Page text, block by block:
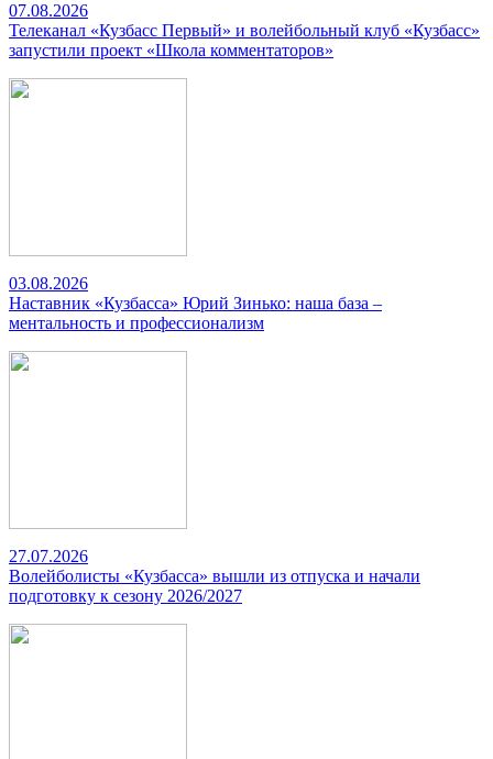
07.08.2026
Телеканал «Кузбасс Первый» и волейбольный клуб «Кузбасс»
запустили проект «Школа комментаторов»
03.08.2026
Наставник «Кузбасса» Юрий Зинько: наша база –
ментальность и профессионализм
27.07.2026
Волейболисты «Кузбасса» вышли из отпуска и начали
подготовку к сезону 2026/2027